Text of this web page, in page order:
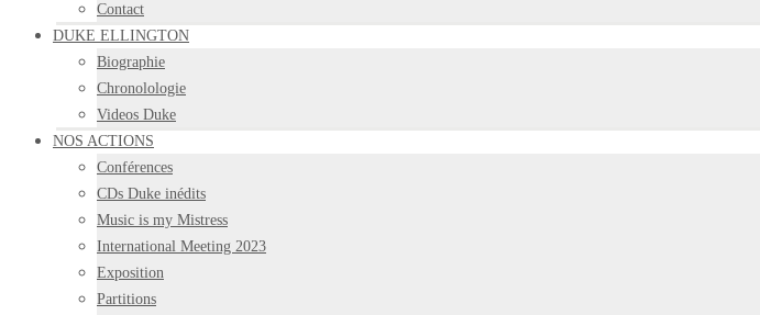
Contact
DUKE ELLINGTON
Biographie
Chronolologie
Videos Duke
NOS ACTIONS
Conférences
CDs Duke inédits
Music is my Mistress
International Meeting 2023
Exposition
Partitions